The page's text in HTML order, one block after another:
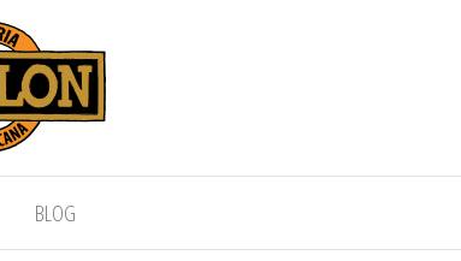
do Mundo, Sotaque Pernambucano
BLOG